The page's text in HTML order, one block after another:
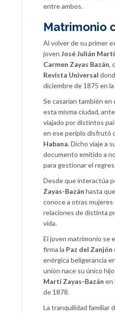
entre ambos.
Matrimonio
Al volver de su primer
joven José Julián Martí
Carmen Zayas Bazán,
Revista Universal
diciembre de 1875 en
Se casarían también
esta misma ciudad,
viajado por distintos
en ese periplo disfrutó
Habana. Dicho viaje a
documento emitido a
para gestionar el
Desde que interactúa
Zayas-Bazán hasta
conoce a otras
relaciones de distinta
vida.
El joven matrimonio se
firma la Paz del Zanjón
enérgica beligerancia
unión nace su único
Martí Zayas-Bazán en
de 1878.
La tranquilidad familiar